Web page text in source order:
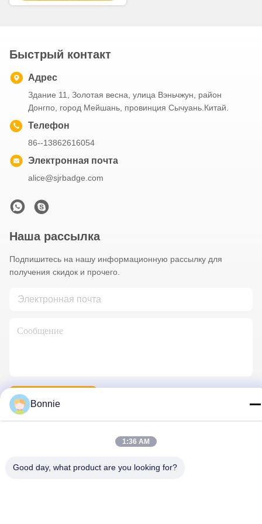
эмалированн
использования
Быстрый контакт
Адрес
Здание 11, Золотая весна, улица Вэньчжун, район
Донгпо, город Мейшань, провинция Сычуань.Китай.
Телефон
86--13862616054
Электронная почта
alice@sjrbadge.com
Наша рассылка
Подпишитесь на нашу информационную рассылку для
получения скидок и прочего.
Свяжитесь Мы
Карта сайта| Качество Китая хорошее
изготовленные на заказ штыри отворотом Поставщик. ©
Bonnie
1:36 AM
Good day, what product are you looking for?